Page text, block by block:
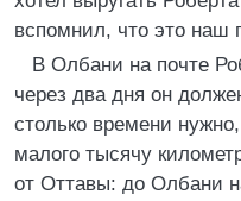
вспомнил, что это наш
В Олбани на почте
через два дня он
столько времени
малого тысячу
от Оттавы: до Олбани